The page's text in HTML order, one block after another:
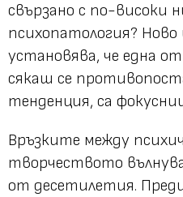
свързано с по-високи
психопатология? Ново
установява, че една
сякаш се
тенденция, са
Връзките между
творчеството
от десетилетия.